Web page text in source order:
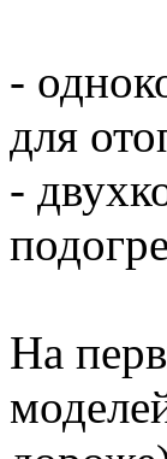
-
для
-
На